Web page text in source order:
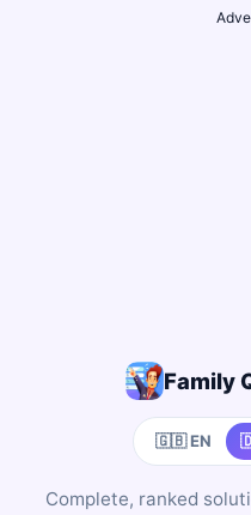
Family
🇬🇧 EN
Complete, ranked